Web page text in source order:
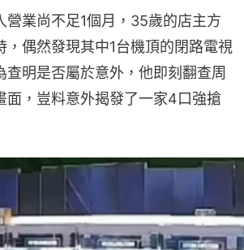
營業尚不足1個月，35歲的店主方
，偶然發現其中1台機頂的閉路電視
查明是否屬於意外，他即刻翻查周
面，豈料意外揭發了一家4口強搶